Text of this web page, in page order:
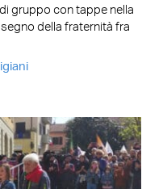
gruppo con tappe nella
della fraternità fra